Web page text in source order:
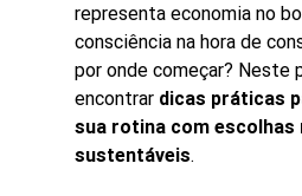
representa economia no
consciência na hora de
por onde começar? Neste
encontrar dicas práticas
sua rotina com escolhas
sustentáveis.